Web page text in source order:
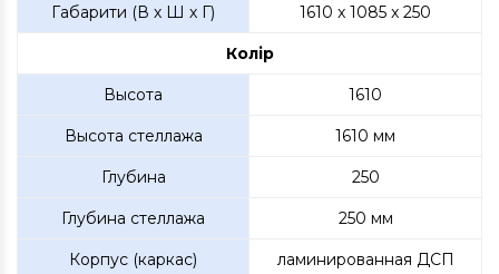
Габарити (В х Ш х Г) 1610 x 1085 x 250
Колір
Высота 1610
Высота стеллажа 1610 мм
Глубина 250
Глубина стеллажа 250 мм
Корпус (каркас) ламинированная ДСП